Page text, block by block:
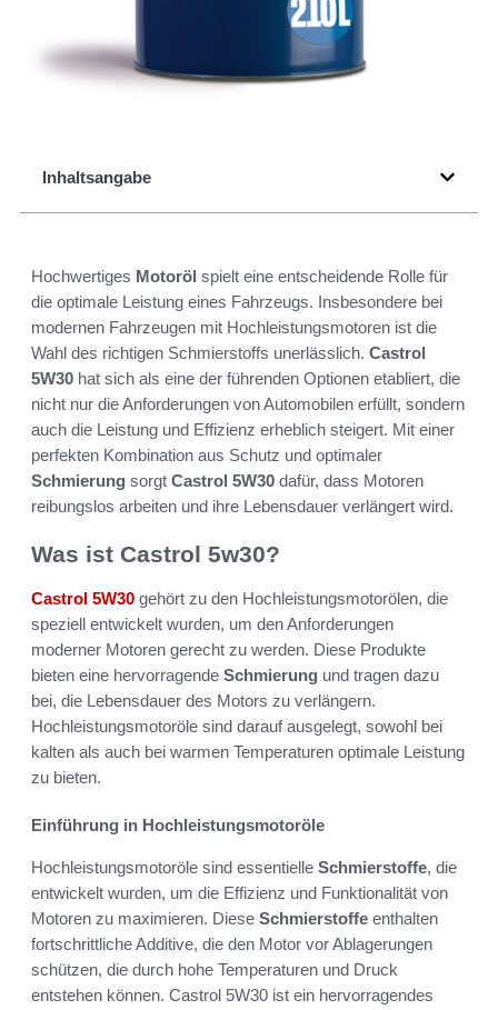
Inhaltsangabe
Hochwertiges Motoröl spielt eine entscheidende Rolle für
die optimale Leistung eines Fahrzeugs. Insbesondere bei
modernen Fahrzeugen mit Hochleistungsmotoren ist die
Wahl des richtigen Schmierstoffs unerlässlich. Castrol
5W30 hat sich als eine der führenden Optionen etabliert, die
nicht nur die Anforderungen von Automobilen erfüllt, sondern
auch die Leistung und Effizienz erheblich steigert. Mit einer
perfekten Kombination aus Schutz und optimaler
Schmierung sorgt Castrol 5W30 dafür, dass Motoren
reibungslos arbeiten und ihre Lebensdauer verlängert wird.
Was ist Castrol 5w30?
Castrol 5W30 gehört zu den Hochleistungsmotorölen, die
speziell entwickelt wurden, um den Anforderungen
moderner Motoren gerecht zu werden. Diese Produkte
bieten eine hervorragende Schmierung und tragen dazu
bei, die Lebensdauer des Motors zu verlängern.
Hochleistungsmotoröle sind darauf ausgelegt, sowohl bei
kalten als auch bei warmen Temperaturen optimale Leistung
zu bieten.
Einführung in Hochleistungsmotoröle
Hochleistungsmotoröle sind essentielle Schmierstoffe, die
entwickelt wurden, um die Effizienz und Funktionalität von
Motoren zu maximieren. Diese Schmierstoffe enthalten
fortschrittliche Additive, die den Motor vor Ablagerungen
schützen, die durch hohe Temperaturen und Druck
entstehen können. Castrol 5W30 ist ein hervorragendes